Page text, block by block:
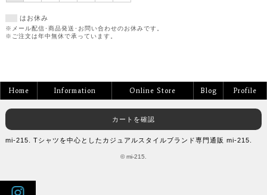
はお休み
※メール配信･商品発送･お問い合わせのお休みです。
※ご注文は年中無休で承っています。
Home Information Online Store Blog Profile
カートを確認
mi-215. Tシャツを中心としたカジュアルスタイルブランド専門通販 mi-215.
© mi-215.